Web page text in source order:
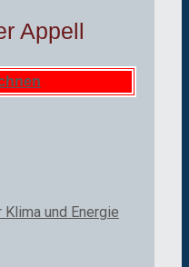
Appell
und Energie